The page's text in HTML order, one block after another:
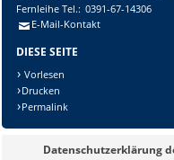
FernleiheTel.: 0391-67-14306
E-Mail-Kontakt
DIESE SEITE
Vorlesen
Drucken
Permalink
Datenschutzerklärung